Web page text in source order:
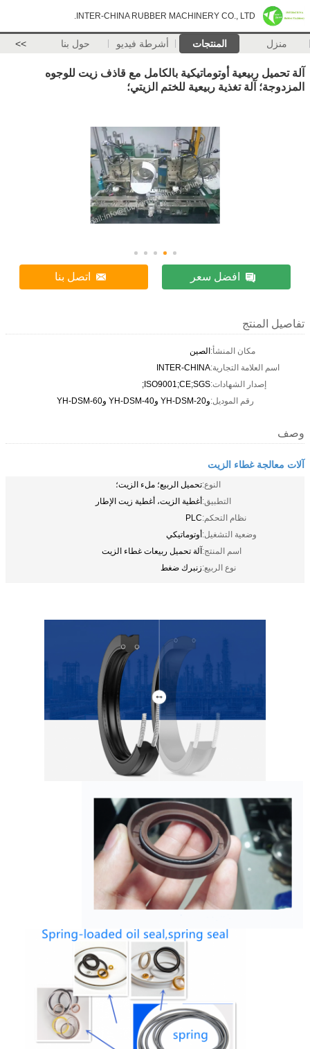
INTER-CHINA RUBBER MACHINERY CO., LTD.
منزل المنتجات أشرطة فيديو حول بنا >>
آلة تحميل ربيعية أوتوماتيكية بالكامل مع قاذف زيت للوجوه
المزدوجة؛ آلة تغذية ربيعية للختم الزيتي؛
افضل سعر اتصل بنا
تفاصيل المنتج
مكان المنشأ:الصين
اسم العلامة التجارية:INTER-CHINA
إصدار الشهادات:ISO9001;CE;SGS;
رقم الموديل:وYH-DSM-20 وYH-DSM-40 وYH-DSM-60
وصف
آلات معالجة غطاء الزيت
النوع:تحميل الربيع؛ ملء الزيت؛
التطبيق:أغطية الزيت، أغطية زيت الإطار
نظام التحكم:PLC
وضعية التشغيل:أوتوماتيكي
اسم المنتج:آلة تحميل ربيعات غطاء الزيت
نوع الربيع:زنبرك ضغط